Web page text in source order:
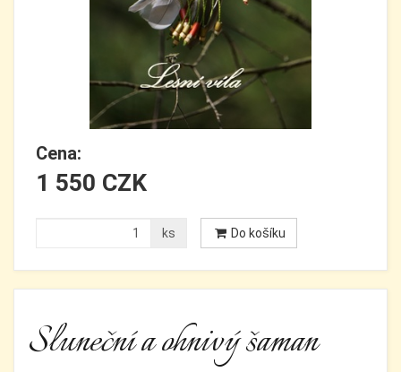
Cena:
1 550 CZK
ks Do košíku
Sluneční a ohnivý šaman